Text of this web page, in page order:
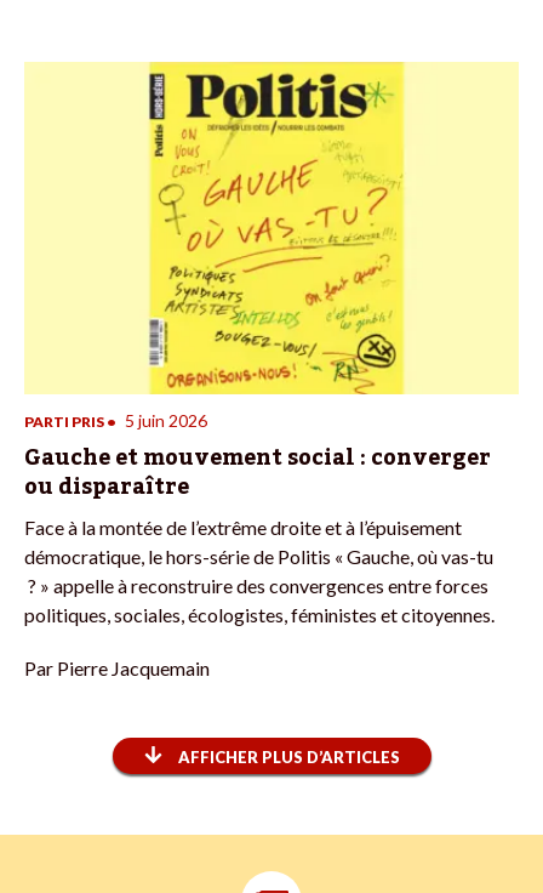
PARTI PRIS • 5 juin 2026
Gauche et mouvement social : converger
ou disparaître
Face à la montée de l’extrême droite et à l’épuisement
démocratique, le hors-série de Politis « Gauche, où vas-tu
? » appelle à reconstruire des convergences entre forces
politiques, sociales, écologistes, féministes et citoyennes.
Par Pierre Jacquemain
AFFICHER PLUS D’ARTICLES